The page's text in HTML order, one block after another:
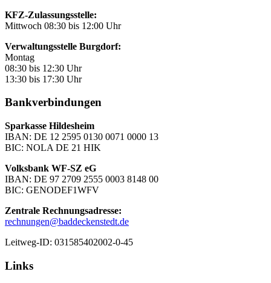
KFZ-Zulassungsstelle:
Mittwoch 08:30 bis 12:00 Uhr
Verwaltungsstelle Burgdorf:
Montag
08:30 bis 12:30 Uhr
13:30 bis 17:30 Uhr
Bankverbindungen
Sparkasse Hildesheim
IBAN: DE 12 2595 0130 0071 0000 13
BIC: NOLA DE 21 HIK
Volksbank WF-SZ eG
IBAN: DE 97 2709 2555 0003 8148 00
BIC: GENODEF1WFV
Zentrale Rechnungsadresse:
rechnungen@baddeckenstedt.de
Leitweg-ID: 031585402002-0-45
Links